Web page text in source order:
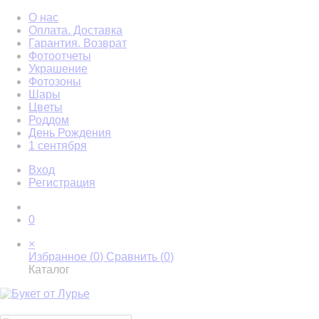
О нас
Оплата. Доставка
Гарантия. Возврат
Фотоотчеты
Украшение
Фотозоны
Шары
Цветы
Роддом
День Рождения
1 сентября
Вход
Регистрация
0
×
Избранное (0) Сравнить (0)
Каталог